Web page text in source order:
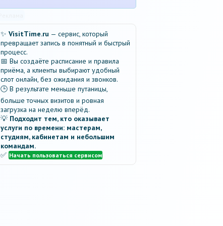
✨ VisitTime.ru — сервис, который
превращает запись в понятный и быстрый
процесс.
📅 Вы создаёте расписание и правила
приёма, а клиенты выбирают удобный
слот онлайн, без ожидания и звонков.
🕒 В результате меньше путаницы,
больше точных визитов и ровная
загрузка на неделю вперёд.
💡 Подходит тем, кто оказывает
услуги по времени: мастерам,
студиям, кабинетам и небольшим
командам.
✅ Начать пользоваться сервисом